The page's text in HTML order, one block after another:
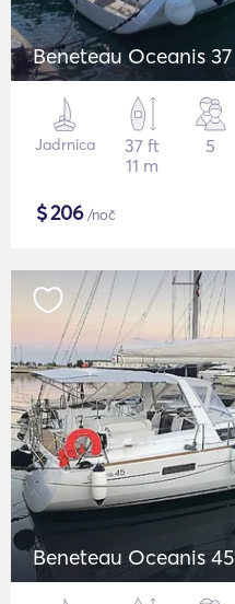
Beneteau Oceanis 37
Jadrnica
37 ft
11 m
5
$206/noč
Beneteau Oceanis 45